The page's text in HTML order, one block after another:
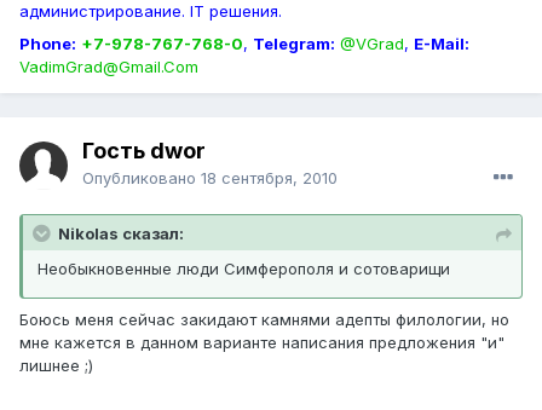
администрирование. IT решения.
Phone: +7-978-767-768-0, Telegram: @VGrad, E-Mail:
VadimGrad@Gmail.Com
Гость dwor
Опубликовано 18 сентября, 2010
Nikolas сказал:
Необыкновенные люди Симферополя и сотоварищи
Боюсь меня сейчас закидают камнями адепты филологии, но
мне кажется в данном варианте написания предложения "и"
лишнее ;)